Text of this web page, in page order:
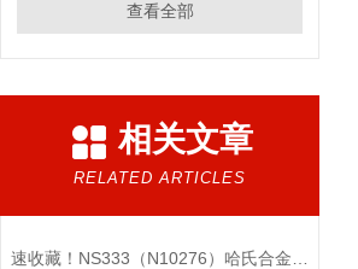
查看全部
相关文章
RELATED ARTICLES